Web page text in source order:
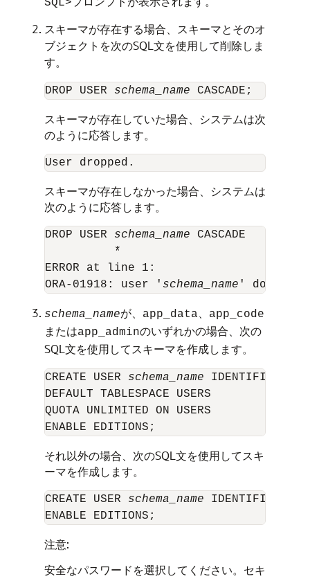
SQL>
スキーマが存在する場合、スキーマとそのオ
ブジェクトを次のSQL文を使用して削除しま
す。
DROP USER schema_name
スキーマが存在していた場合、システムは次
のように応答します。
スキーマが存在しなかった場合、システムは
次のように応答します。
DROP USER schema_name CASCADE
          *
ERROR at line 1:
ORA-01918: user ' schema_name
schema_nameが、 app_data app_code
またはapp_adminのいずれかの場合、次の
SQL文を使用してスキーマを作成します。
CREATE USER schema_name IDENTIFIED BY
DEFAULT TABLESPACE USERS
QUOTA UNLIMITED ON USERS
それ以外の場合、次のSQL文を使用してスキ
ーマを作成します。
CREATE USER schema_name IDENTIFIED BY
ENABLE EDITIONS;
注意:
安全なパスワードを選択してください。セキ